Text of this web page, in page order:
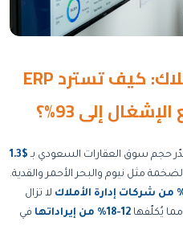
ERP لإدارة العقارات والأملاك: كيف تسترد
حجم سوق العقارات السعودي بـ
$1.3
بمشاريع رؤية 2030 الضخمة مثل نيوم والبحر الأحمر والقدية.
لا تزال
12-18% من إيراداتها
في